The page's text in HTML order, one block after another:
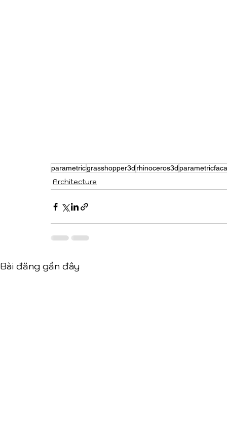
parametricgrasshopper3d rhinoceros3d
Architecture
Bài đăng gần đây